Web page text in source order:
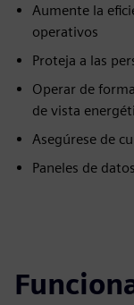
Aumente la
operativos
Proteja a las
Operar de
de vista
Asegúrese de
Paneles de